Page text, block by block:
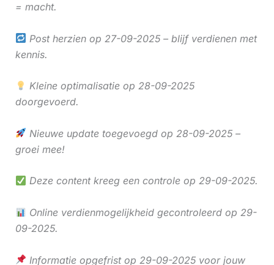
= macht.
Post herzien op 27-09-2025 – blijf verdienen met
kennis.
Kleine optimalisatie op 28-09-2025
doorgevoerd.
Nieuwe update toegevoegd op 28-09-2025 –
groei mee!
Deze content kreeg een controle op 29-09-2025.
Online verdienmogelijkheid gecontroleerd op 29-
09-2025.
Informatie opgefrist op 29-09-2025 voor jouw